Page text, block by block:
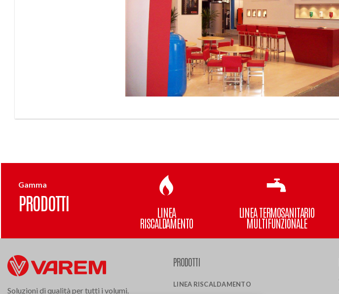
Gamma
PRODOTTI LINEA
RISCALDAMENTO
LINEA TERMOSANITARIO
MULTIFUNZIONALE
Soluzioni di qualità per tutti i volumi.
PRODOTTI
LINEA RISCALDAMENTO